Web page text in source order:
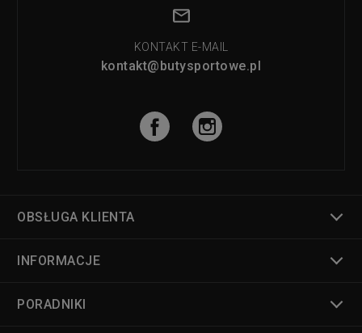
KONTAKT E-MAIL
kontakt@butysportowe.pl
OBSŁUGA KLIENTA
INFORMACJE
PORADNIKI